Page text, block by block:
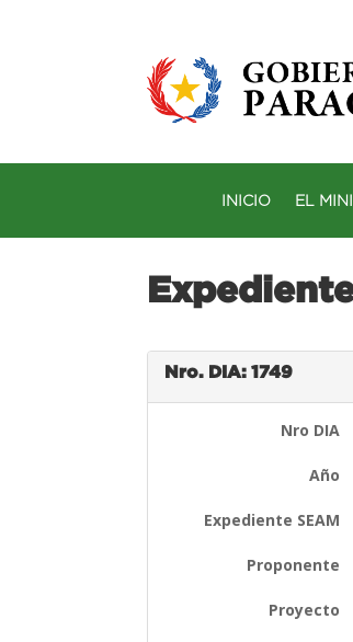
INICIO EL
Nro. DIA: 1749
Nro DIA
Año
Expediente SEAM
Proponente
Proyecto